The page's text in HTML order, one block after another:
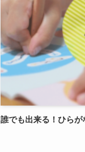
誰でも出来る！ひらが